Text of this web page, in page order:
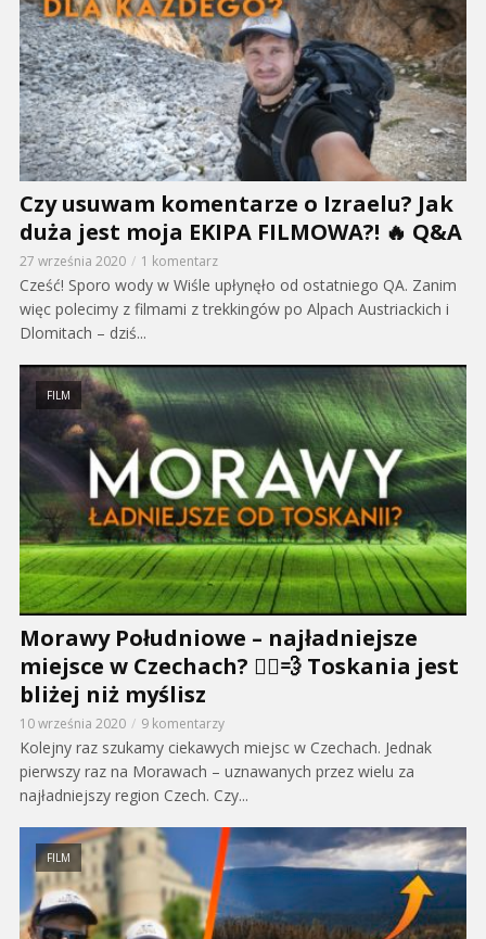
Czy usuwam komentarze o Izraelu? Jak
duża jest moja EKIPA FILMOWA?! 🔥 Q&A
27 września 2020 1 komentarz
Cześć! Sporo wody w Wiśle upłynęło od ostatniego QA. Zanim
więc polecimy z filmami z trekkingów po Alpach Austriackich i
Dlomitach – dziś...
FILM
Morawy Południowe – najładniejsze
miejsce w Czechach? 🚴‍♂️💨 Toskania jest
bliżej niż myślisz
10 września 2020 9 komentarzy
Kolejny raz szukamy ciekawych miejsc w Czechach. Jednak
pierwszy raz na Morawach – uznawanych przez wielu za
najładniejszy region Czech. Czy...
FILM